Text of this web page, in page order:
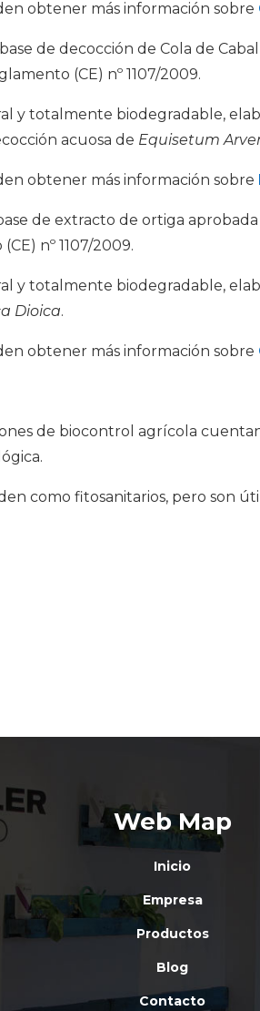
obtener más información sobre
de decocción de Cola de
(CE) nº 1107/2009.
y totalmente biodegradable,
acuosa de Equisetum
obtener más información sobre
de extracto de ortiga
nº 1107/2009.
y totalmente biodegradable,
Dioica.
obtener más información sobre
de biocontrol agrícola
como fitosanitarios, pero son
Web Map
Inicio
Empresa
Productos
Blog
Contacto